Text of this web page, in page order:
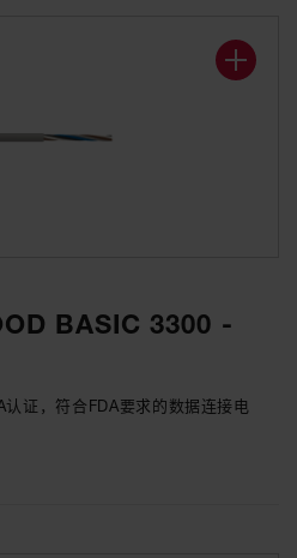
BASIC 3300 -
证，符合FDA要求的数据连接电